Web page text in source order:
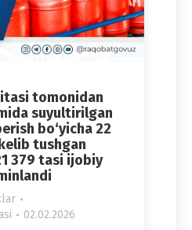
tomonidan
suyultirilgan
bo‘yicha 22
tushgan
379 tasi ijobiy
02.02.2026